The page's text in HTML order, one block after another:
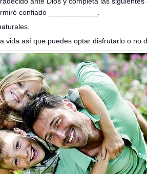
confiado ____________.
vida así que puedes optar disfrutarlo o no